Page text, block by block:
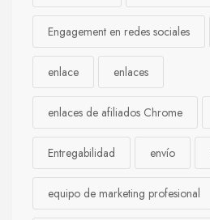
Engagement en redes sociales
enlace enlaces
enlaces de afiliados Chrome
Entregabilidad envío
equipo de marketing profesional